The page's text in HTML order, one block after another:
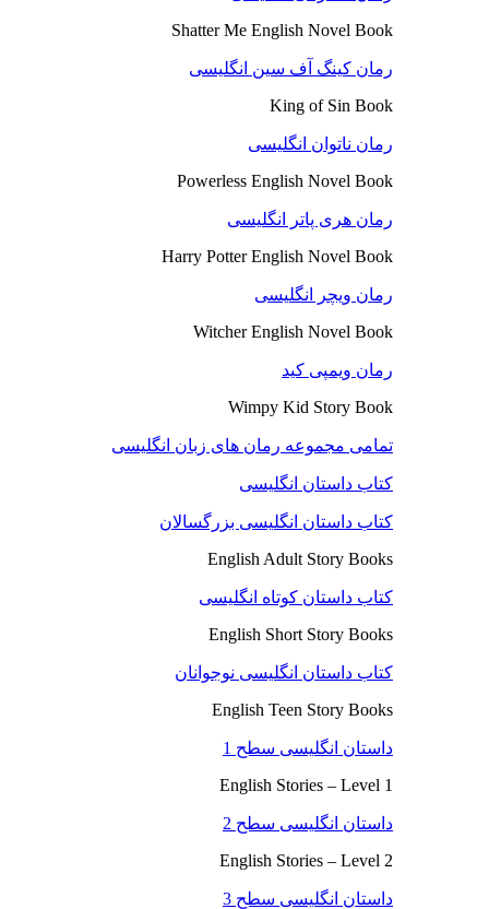
Shatter Me English Novel Book
رمان کینگ آف سین انگلیسی
King of Sin Book
رمان ناتوان انگلیسی
Powerless English Novel Book
رمان هری پاتر انگلیسی
Harry Potter English Novel Book
رمان ویچر انگلیسی
Witcher English Novel Book
رمان ویمپی کید
Wimpy Kid Story Book
تمامی مجموعه رمان های زبان انگلیسی
کتاب داستان انگلیسی
کتاب داستان انگلیسی بزرگسالان
English Adult Story Books
کتاب داستان کوتاه انگلیسی
English Short Story Books
کتاب داستان انگلیسی نوجوانان
English Teen Story Books
داستان انگلیسی سطح 1
English Stories – Level 1
داستان انگلیسی سطح 2
English Stories – Level 2
داستان انگلیسی سطح 3